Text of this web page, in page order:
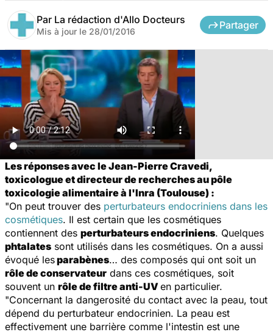
Par La rédaction d'Allo Docteurs
Mis à jour le 28/01/2016
Partager
Les réponses avec le Jean-Pierre Cravedi,
toxicologue et directeur de recherches au pôle
toxicologie alimentaire à l'Inra (Toulouse) :
"On peut trouver des perturbateurs endocriniens dans les
cosmétiques. Il est certain que les cosmétiques
contiennent des perturbateurs endocriniens. Quelques
phtalates sont utilisés dans les cosmétiques. On a aussi
évoqué lesparabènes… des composés qui ont soit un
rôle de conservateur dans ces cosmétiques, soit
souvent un rôle de filtre anti-UVen particulier.
"Concernant la dangerosité du contact avec la peau, tout
dépend du perturbateur endocrinien. La peau est
effectivement une barrière comme l'intestin est une